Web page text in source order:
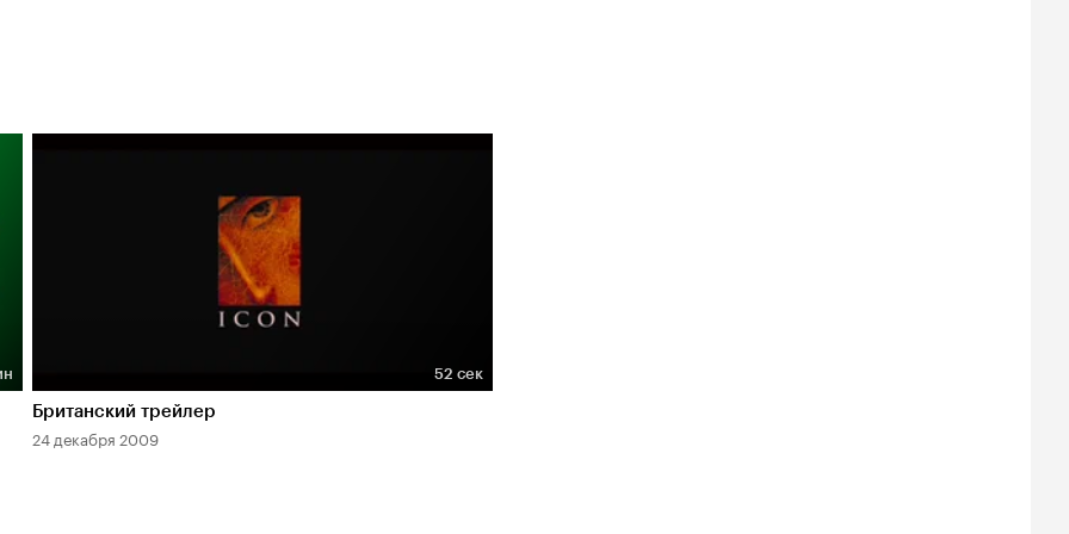
Длительность 52 сек
52 сек
Британский трейлер
24 декабря 2009